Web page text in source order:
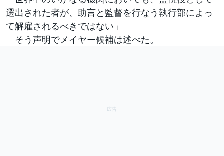
選出された者が、助言と監督を行なう執行部によっ
て解雇されるべきではない」
そう声明でメイヤー候補は述べた。